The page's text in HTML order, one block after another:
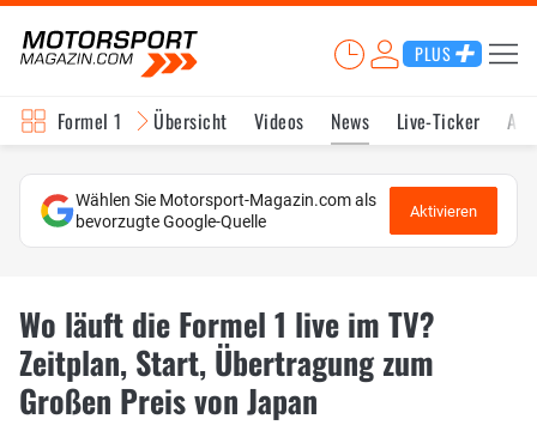
PLUS
Formel 1 Übersicht Videos News Live-Ticker
Wählen Sie Motorsport-Magazin.com als
bevorzugte Google-Quelle
Aktivieren
Wo läuft die Formel 1 live im TV?
Zeitplan, Start, Übertragung zum
Großen Preis von Japan